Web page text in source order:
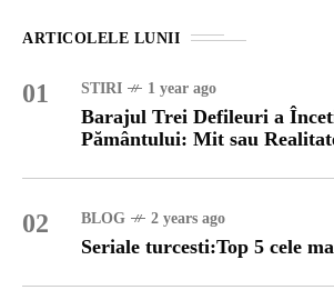
ARTICOLELE LUNII
01 STIRI 1 year ago
Barajul Trei Defileuri a
Pământului: Mit sau
02 BLOG 2 years ago
Seriale turcesti:Top 5 cele